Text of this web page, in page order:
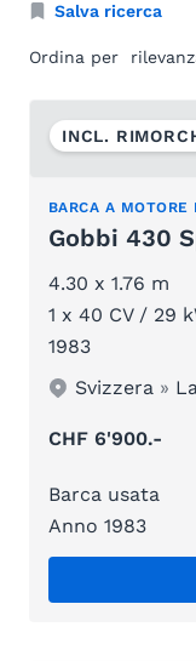
Salva ricerca
Ordina per
INCL.
BARCA A MOTORE
Gobbi 430
4.30 x 1.76 m
1 x 40 CV / 29
1983
Svizzera »
CHF 6'900.-
Barca usata
Anno 1983